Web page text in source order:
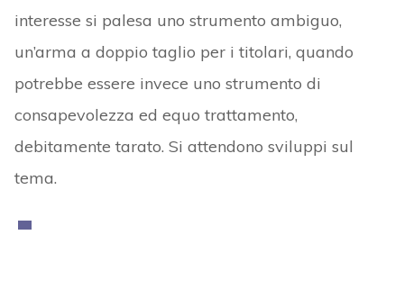
interesse si palesa uno strumento ambiguo,
un’arma a doppio taglio per i titolari, quando
potrebbe essere invece uno strumento di
consapevolezza ed equo trattamento,
debitamente tarato. Si attendono sviluppi sul
tema.